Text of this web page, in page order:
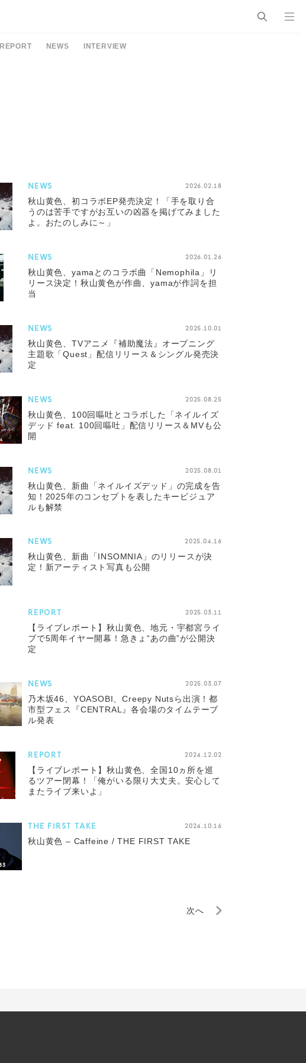
REPORT NEWS INTERVIEW
NEWS 2026.02.18
秋山黄色、初コラボEP発売決定！「手を取り合
うのは苦手ですがお互いの凶器を掲げてみました
よ。おたのしみに～」
NEWS 2026.01.26
秋山黄色、yamaとのコラボ曲「Nemophila」リ
リース決定！秋山黄色が作曲、yamaが作詞を担
当
NEWS 2025.10.01
秋山黄色、TVアニメ『補助魔法』オープニング
主題歌「Quest」配信リリース＆シングル発売決
定
NEWS 2025.08.25
秋山黄色、100回嘔吐とコラボした「ネイルイズ
デッド feat. 100回嘔吐」配信リリース＆MVも公
開
NEWS 2025.08.01
秋山黄色、新曲「ネイルイズデッド」の完成を告
知！2025年のコンセプトを表したキービジュア
ルも解禁
NEWS 2025.04.16
秋山黄色、新曲「INSOMNIA」のリリースが決
定！新アーティスト写真も公開
REPORT 2025.03.11
【ライブレポート】秋山黄色、地元・宇都宮ライ
ブで5周年イヤー開幕！急きょ“あの曲”が公開決
定
NEWS 2025.03.07
乃木坂46、YOASOBI、Creepy Nutsら出演！都
市型フェス『CENTRAL』各会場のタイムテーブ
ル発表
REPORT 2024.12.02
【ライブレポート】秋山黄色、全国10ヵ所を巡
るツアー閉幕！「俺がいる限り大丈夫。安心して
またライブ来いよ」
THE FIRST TAKE 2024.10.16
秋山黄色 – Caffeine / THE FIRST TAKE
次へ